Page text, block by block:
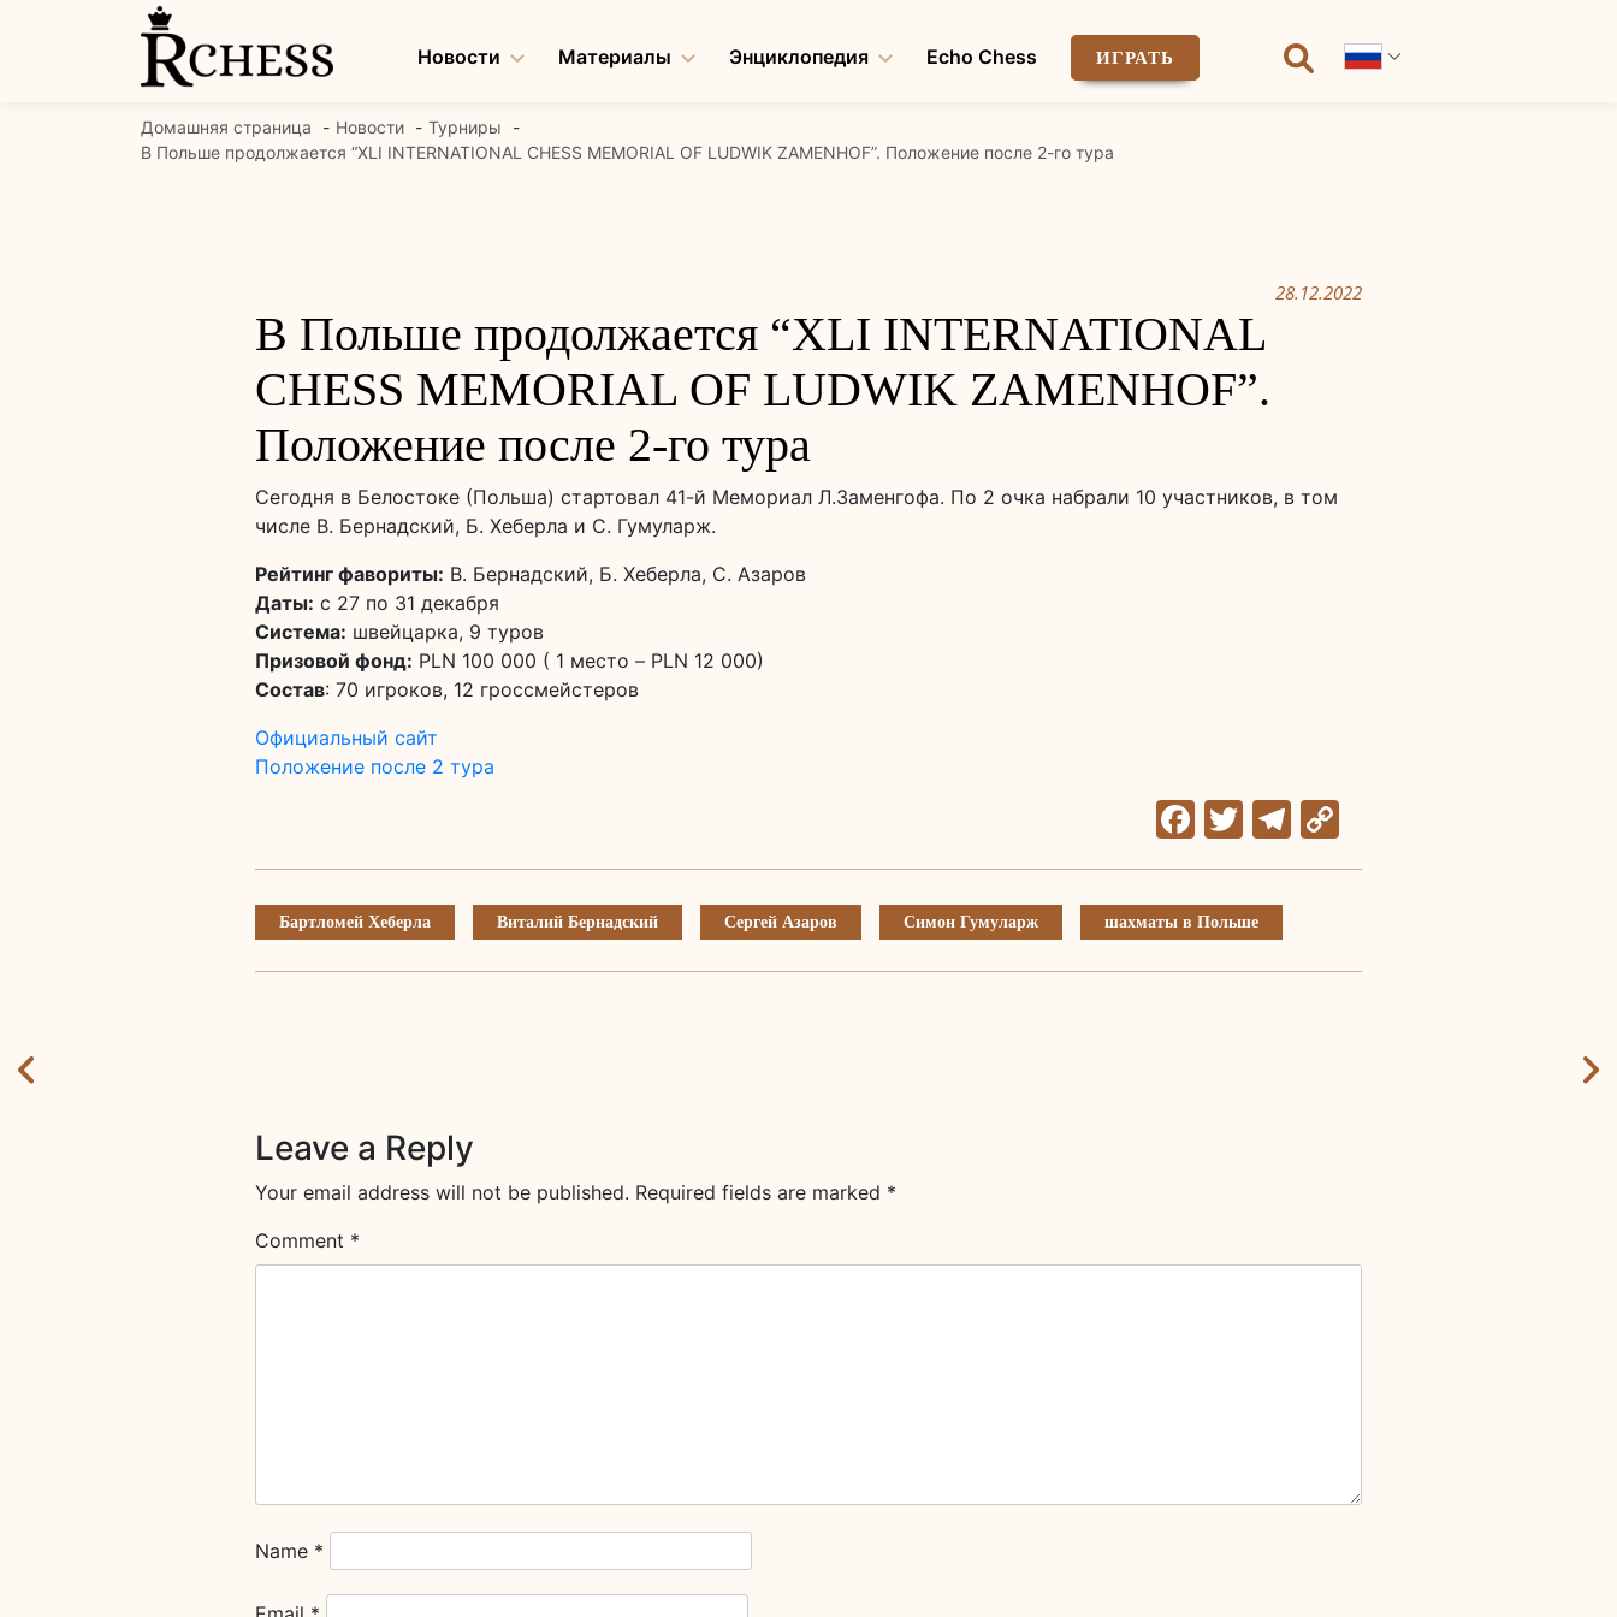
Новости Материалы Энциклопедия Echo Chess ИГРАТЬ
Домашняя страница Новости
Турниры
В Польше продолжается “XLI INTERNATIONAL CHESS MEMORIAL OF LUDWIK ZAMENHOF”. Положение после 2-го тура
28.12.2022
В Польше продолжается “XLI INTERNATIONAL
CHESS MEMORIAL OF LUDWIK ZAMENHOF”.
Положение после 2-го тура
Сегодня в Белостоке (Польша) стартовал 41-й Мемориал Л.Заменгофа. По 2 очка набрали 10 участников, в том
числе В. Бернадский, Б. Хеберла и С. Гумуларж.
Рейтинг фавориты: В. Бернадский, Б. Хеберла, С. Азаров
Даты: с 27 по 31 декабря
Система: швейцарка, 9 туров
Призовой фонд: PLN 100 000 ( 1 место – PLN 12 000)
Состав: 70 игроков, 12 гроссмейстеров
Официальный сайт
Положение после 2 тура
Facebook
TwitterTelegram
Link
Бартломей Хеберла Виталий Бернадский Сергей Азаров Симон Гумуларж шахматы в Польше
Leave a Reply
Your email address will not be published. Required fields are marked *
Comment *
Name *